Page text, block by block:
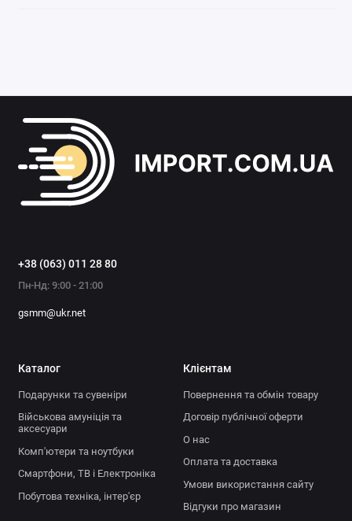
+38 (063) 011 28 80
Пн-Нд: 9:00 - 21:00
gsmm@ukr.net
Каталог
Подарунки та сувеніри
Військова амуніція та
аксесуари
Комп'ютери та ноутбуки
Смартфони, ТВ і Електроніка
Побутова техніка, інтер'єр
Клієнтам
Повернення та обмін товару
Договір публічної оферти
О нас
Оплата та доставка
Умови використання сайту
Відгуки про магазин